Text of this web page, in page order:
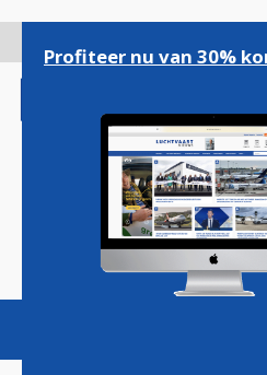
gaan
Magazine
Profiteer nu van 30%